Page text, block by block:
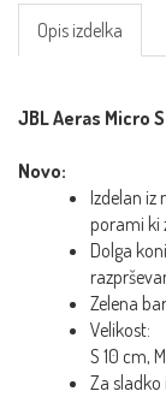
Opis izdelka
JBL Aeras Micro S
Novo:
Izdelan iz
porami ki
Dolga
Zelena
Velikost:
S 10 cm,
Za